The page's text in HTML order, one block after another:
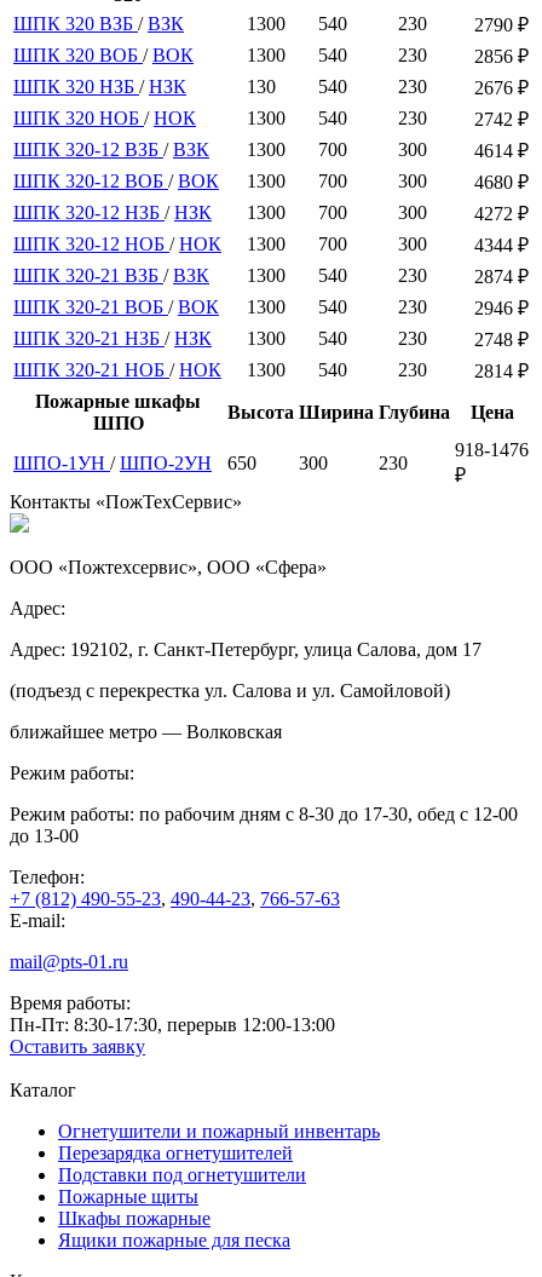
ШПК 320 ВЗБ /ВЗК 1300 540 230
2790 ₽
ШПК 320 ВОБ /ВОК 1300 540 230
2856 ₽
ШПК 320 НЗБ /НЗК 130 540 230
2676 ₽
ШПК 320 НОБ /НОК 1300 540 230
2742 ₽
ШПК 320-12 ВЗБ /ВЗК 1300 700 300
4614 ₽
ШПК 320-12 ВОБ /ВОК 1300 700 300
4680 ₽
ШПК 320-12 НЗБ /НЗК 1300 700 300
4272 ₽
ШПК 320-12 НОБ /НОК 1300 700 300
4344 ₽
ШПК 320-21 ВЗБ /ВЗК 1300 540 230
2874 ₽
ШПК 320-21 ВОБ /ВОК 1300 540 230
2946 ₽
ШПК 320-21 НЗБ /НЗК 1300 540 230
2748 ₽
ШПК 320-21 НОБ /НОК 1300 540 230
2814 ₽
Пожарные шкафы
ШПО
Высота Ширина Глубина Цена
ШПО-1УН /ШПО-2УН 650 300 230
918-1476
₽
Контакты «ПожТехСервис»
ООО «Пожтехсервис», ООО «Сфера»
Адрес:
Адрес: 192102, г. Санкт-Петербург, улица Салова, дом 17
(подъезд с перекрестка ул. Салова и ул. Самойловой)
ближайшее метро — Волковская
Режим работы:
Режим работы: по рабочим дням с 8-30 до 17-30, обед с 12-00
до 13-00
Телефон:
+7 (812) 490-55-23, 490-44-23, 766-57-63
E-mail:
mail@pts-01.ru
Время работы:
Пн-Пт: 8:30-17:30, перерыв 12:00-13:00
Оставить заявку
Каталог
Огнетушители и пожарный инвентарь
Перезарядка огнетушителей
Подставки под огнетушители
Пожарные щиты
Шкафы пожарные
Ящики пожарные для песка